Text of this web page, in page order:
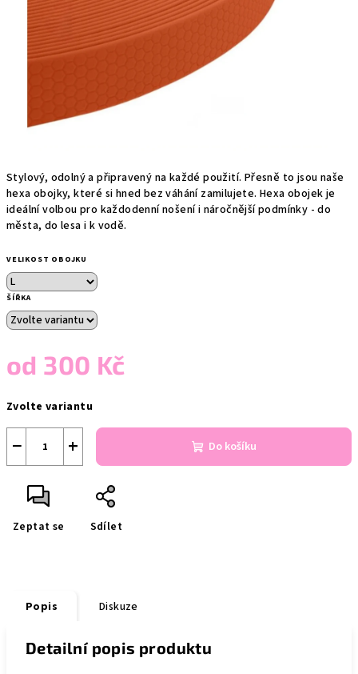
Stylový, odolný a připravený na každé použití. Přesně to jsou naše
hexa obojky, které si hned bez váhání zamilujete. Hexa obojek je
ideální volbou pro každodenní nošení i náročnější podmínky - do
města, do lesa i k vodě.
VELIKOST OBOJKU
ŠÍŘKA
od 300 Kč
cena:
Zvolte variantu
+
− Do košíku
Zeptat se Sdílet
Popis Diskuze
Detailní popis produktu